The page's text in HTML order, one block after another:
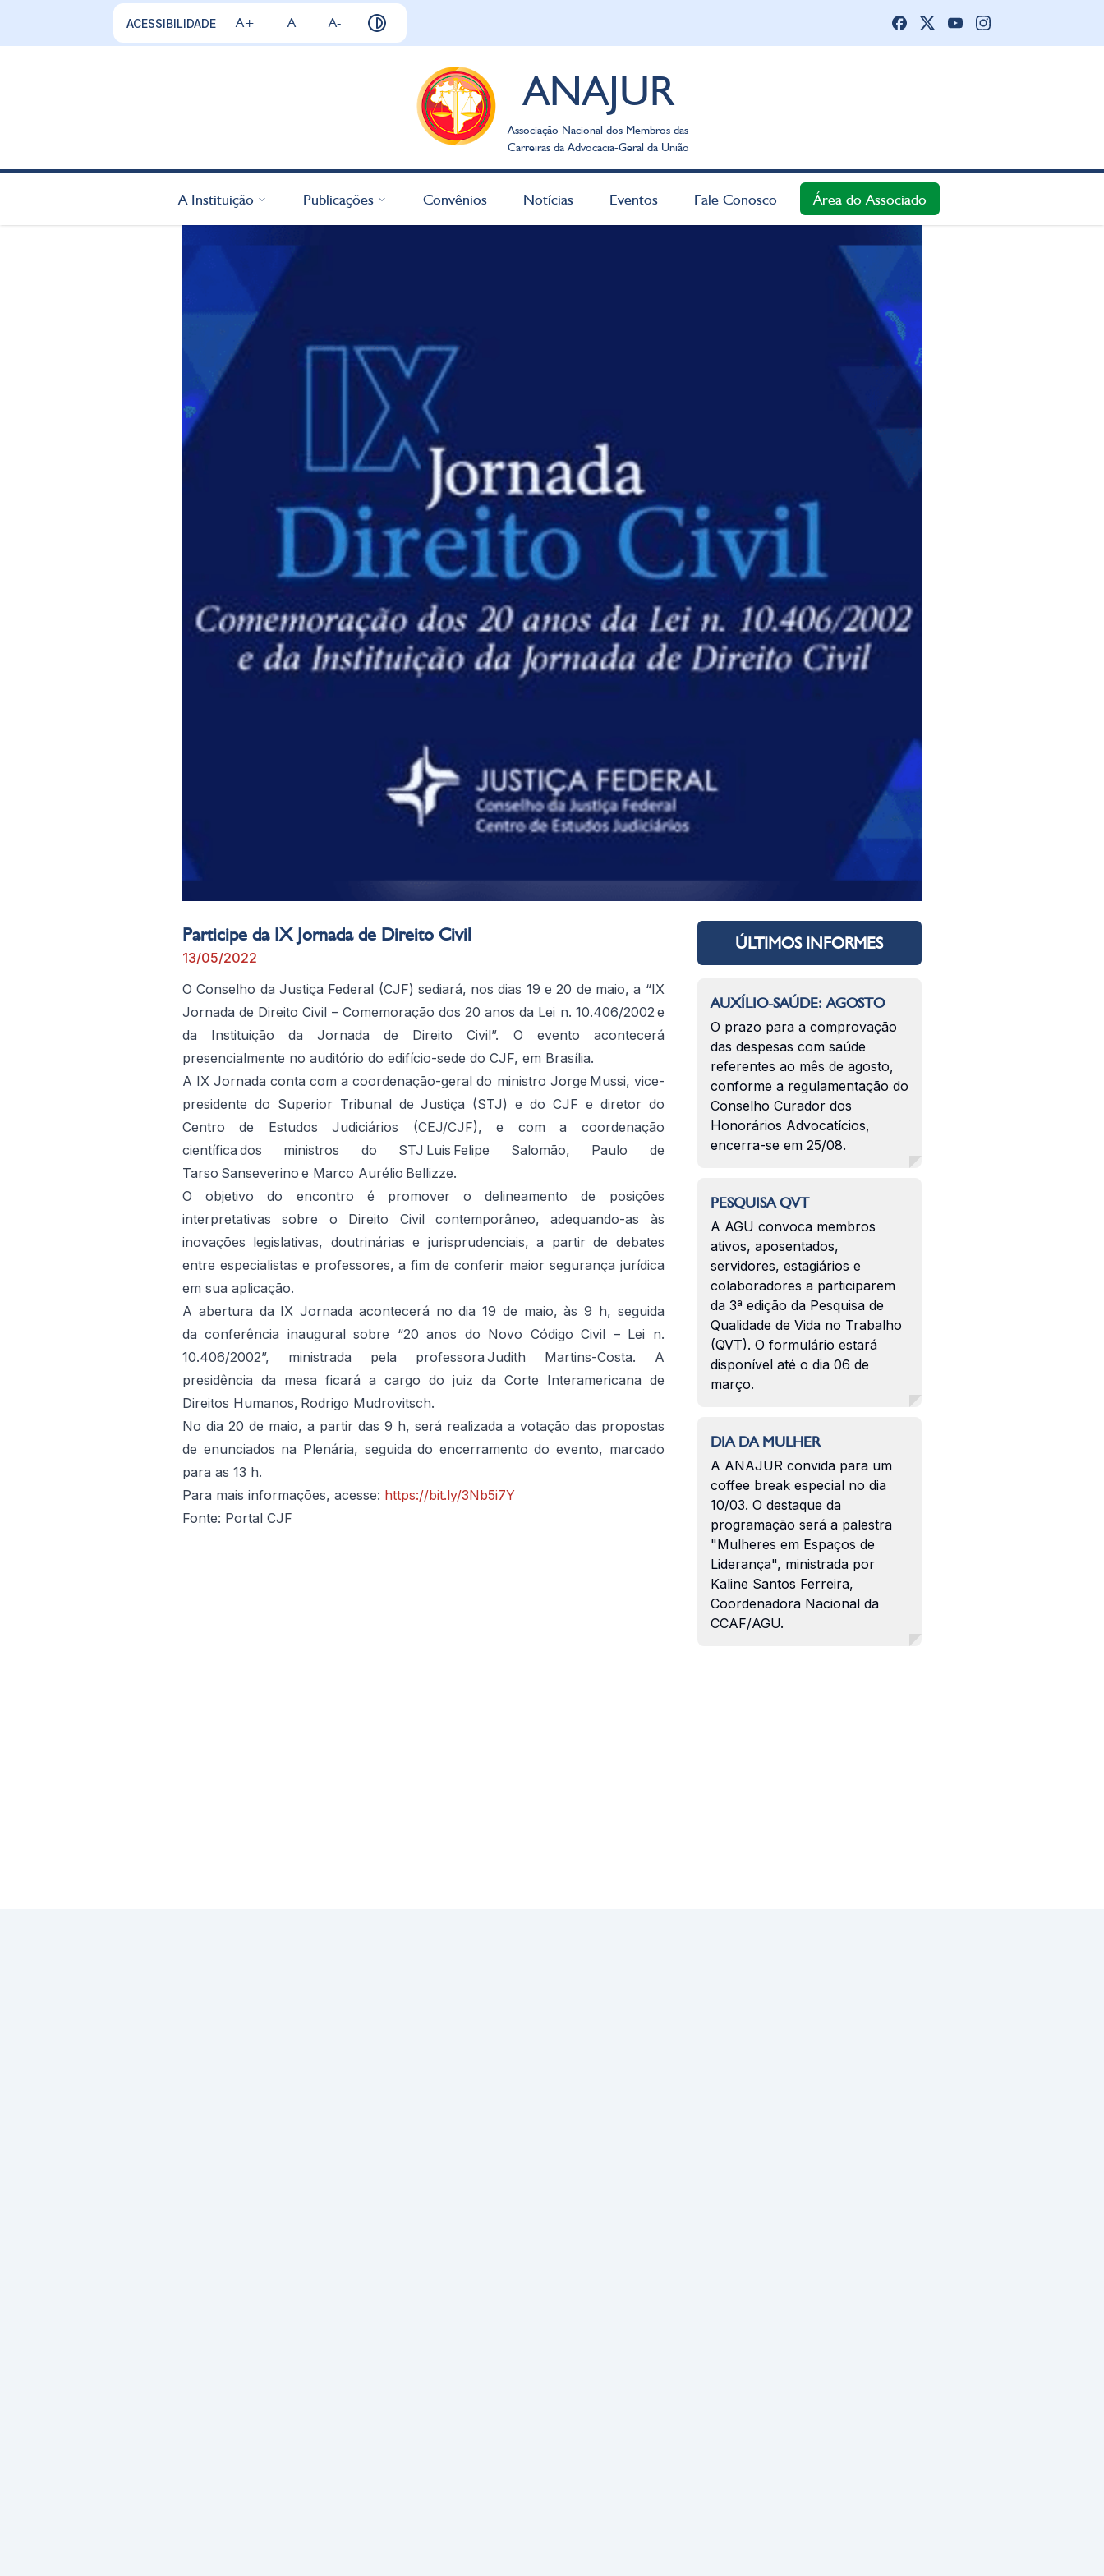
ACESSIBILIDADE A+ A A-
ANAJUR
Associação Nacional dos Membros das
Carreiras da Advocacia-Geral da União
A Instituição Publicações Convênios Notícias Eventos Fale Conosco Área do Associado
Participe da IX Jornada de Direito Civil
13/05/2022
O Conselho da Justiça Federal (CJF) sediará, nos dias 19 e 20 de maio, a “IX
Jornada de Direito Civil – Comemoração dos 20 anos da Lei n. 10.406/2002 e
da Instituição da Jornada de Direito Civil”. O evento acontecerá
presencialmente no auditório do edifício-sede do CJF, em Brasília.
A IX Jornada conta com a coordenação-geral do ministro Jorge Mussi, vice-
presidente do Superior Tribunal de Justiça (STJ) e do CJF e diretor do
Centro de Estudos Judiciários (CEJ/CJF), e com a coordenação
científica dos ministros do STJ Luis Felipe Salomão, Paulo de
Tarso Sanseverino e Marco Aurélio Bellizze.
O objetivo do encontro é promover o delineamento de posições
interpretativas sobre o Direito Civil contemporâneo, adequando-as às
inovações legislativas, doutrinárias e jurisprudenciais, a partir de debates
entre especialistas e professores, a fim de conferir maior segurança jurídica
em sua aplicação.
A abertura da IX Jornada acontecerá no dia 19 de maio, às 9 h, seguida
da conferência inaugural sobre “20 anos do Novo Código Civil – Lei n.
10.406/2002”, ministrada pela professora Judith Martins-Costa. A
presidência da mesa ficará a cargo do juiz da Corte Interamericana de
Direitos Humanos, Rodrigo Mudrovitsch.
No dia 20 de maio, a partir das 9 h, será realizada a votação das propostas
de enunciados na Plenária, seguida do encerramento do evento, marcado
para as 13 h.
Para mais informações, acesse: https://bit.ly/3Nb5i7Y
Fonte: Portal CJF
ÚLTIMOS INFORMES
AUXÍLIO-SAÚDE: AGOSTO
O prazo para a comprovação
das despesas com saúde
referentes ao mês de agosto,
conforme a regulamentação do
Conselho Curador dos
Honorários Advocatícios,
encerra-se em 25/08.
PESQUISA QVT
A AGU convoca membros
ativos, aposentados,
servidores, estagiários e
colaboradores a participarem
da 3ª edição da Pesquisa de
Qualidade de Vida no Trabalho
(QVT). O formulário estará
disponível até o dia 06 de
março.
DIA DA MULHER
A ANAJUR convida para um
coffee break especial no dia
10/03. O destaque da
programação será a palestra
"Mulheres em Espaços de
Liderança", ministrada por
Kaline Santos Ferreira,
Coordenadora Nacional da
CCAF/AGU.